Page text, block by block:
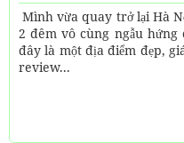
Mình vừa quay trở lại Hà
2 đêm vô cùng ngẫu
đây là một địa điểm đẹp,
review...